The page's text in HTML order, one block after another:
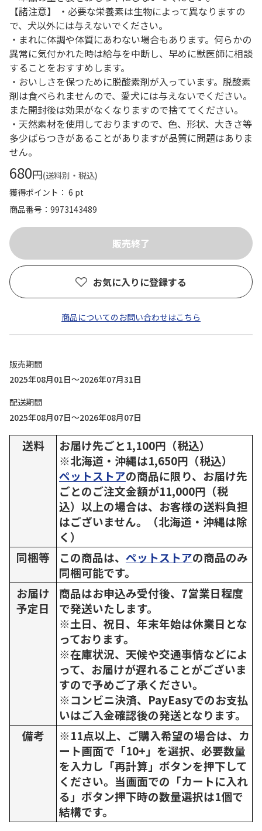
【諸注意】 ・必要な栄養素は生物によって異なりますの
で、犬以外には与えないでください。
・まれに体調や体質にあわない場合もあります。何らかの
異常に気付かれた時は給与を中断し、早めに獣医師に相談
することをおすすめします。
・おいしさを保つために脱酸素剤が入っています。脱酸素
剤は食べられませんので、愛犬には与えないでください。
また開封後は効果がなくなりますので捨ててください。
・天然素材を使用しておりますので、色、形状、大きさ等
多少ばらつきがあることがありますが品質に問題はありま
せん。
680円(送料別・税込)
獲得ポイント： 6 pt
商品番号
9973143489
お気に入りに登録する
商品についてのお問い合わせはこちら
販売期間
2025年08月01日～2026年07月31日
配送期間
2025年08月07日～2026年08月07日
送料
お届け先ごと1,100円（税込）
※北海道・沖縄は1,650円（税込）
ペットストアの商品に限り、お届け先
ごとのご注文金額が11,000円（税
込）以上の場合は、お客様の送料負担
はございません。（北海道・沖縄は除
く）
同梱等
この商品は、 ペットストアの商品のみ
同梱可能です。
お届け
予定日
商品はお申込み受付後、7営業日程度
で発送いたします。
※土日、祝日、年末年始は休業日とな
っております。
※在庫状況、天候や交通事情などによ
って、お届けが遅れることがございま
すので予めご了承ください。
※コンビニ決済、PayEasyでのお支払
いはご入金確認後の発送となります。
備考
※11点以上、ご購入希望の場合は、カ
ート画面で「10+」を選択、必要数量
を入力し「再計算」ボタンを押下して
ください。当画面での「カートに入れ
る」ボタン押下時の数量選択は1個で
結構です。